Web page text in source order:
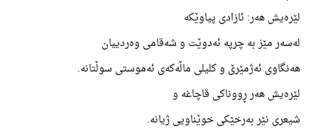
لێرەیش هەر: ئازادی پیاوێکە
لەسەر مێز بە چرپە ئەدوێت و شەقامی وەردییان
هەنگاوی ئەژمێرێ و کلیلی ماڵەکەی ئەموستی سوڵتانە.
لێرەیش هەر ڕووناکی قاچاغە و
شیعری نێر بەرخێکی خوێناویی ژیانە.